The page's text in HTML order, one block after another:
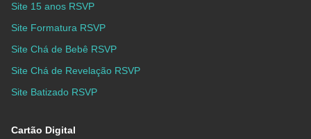
Site 15 anos RSVP
Site Formatura RSVP
Site Chá de Bebê RSVP
Site Chá de Revelação RSVP
Site Batizado RSVP
Cartão Digital